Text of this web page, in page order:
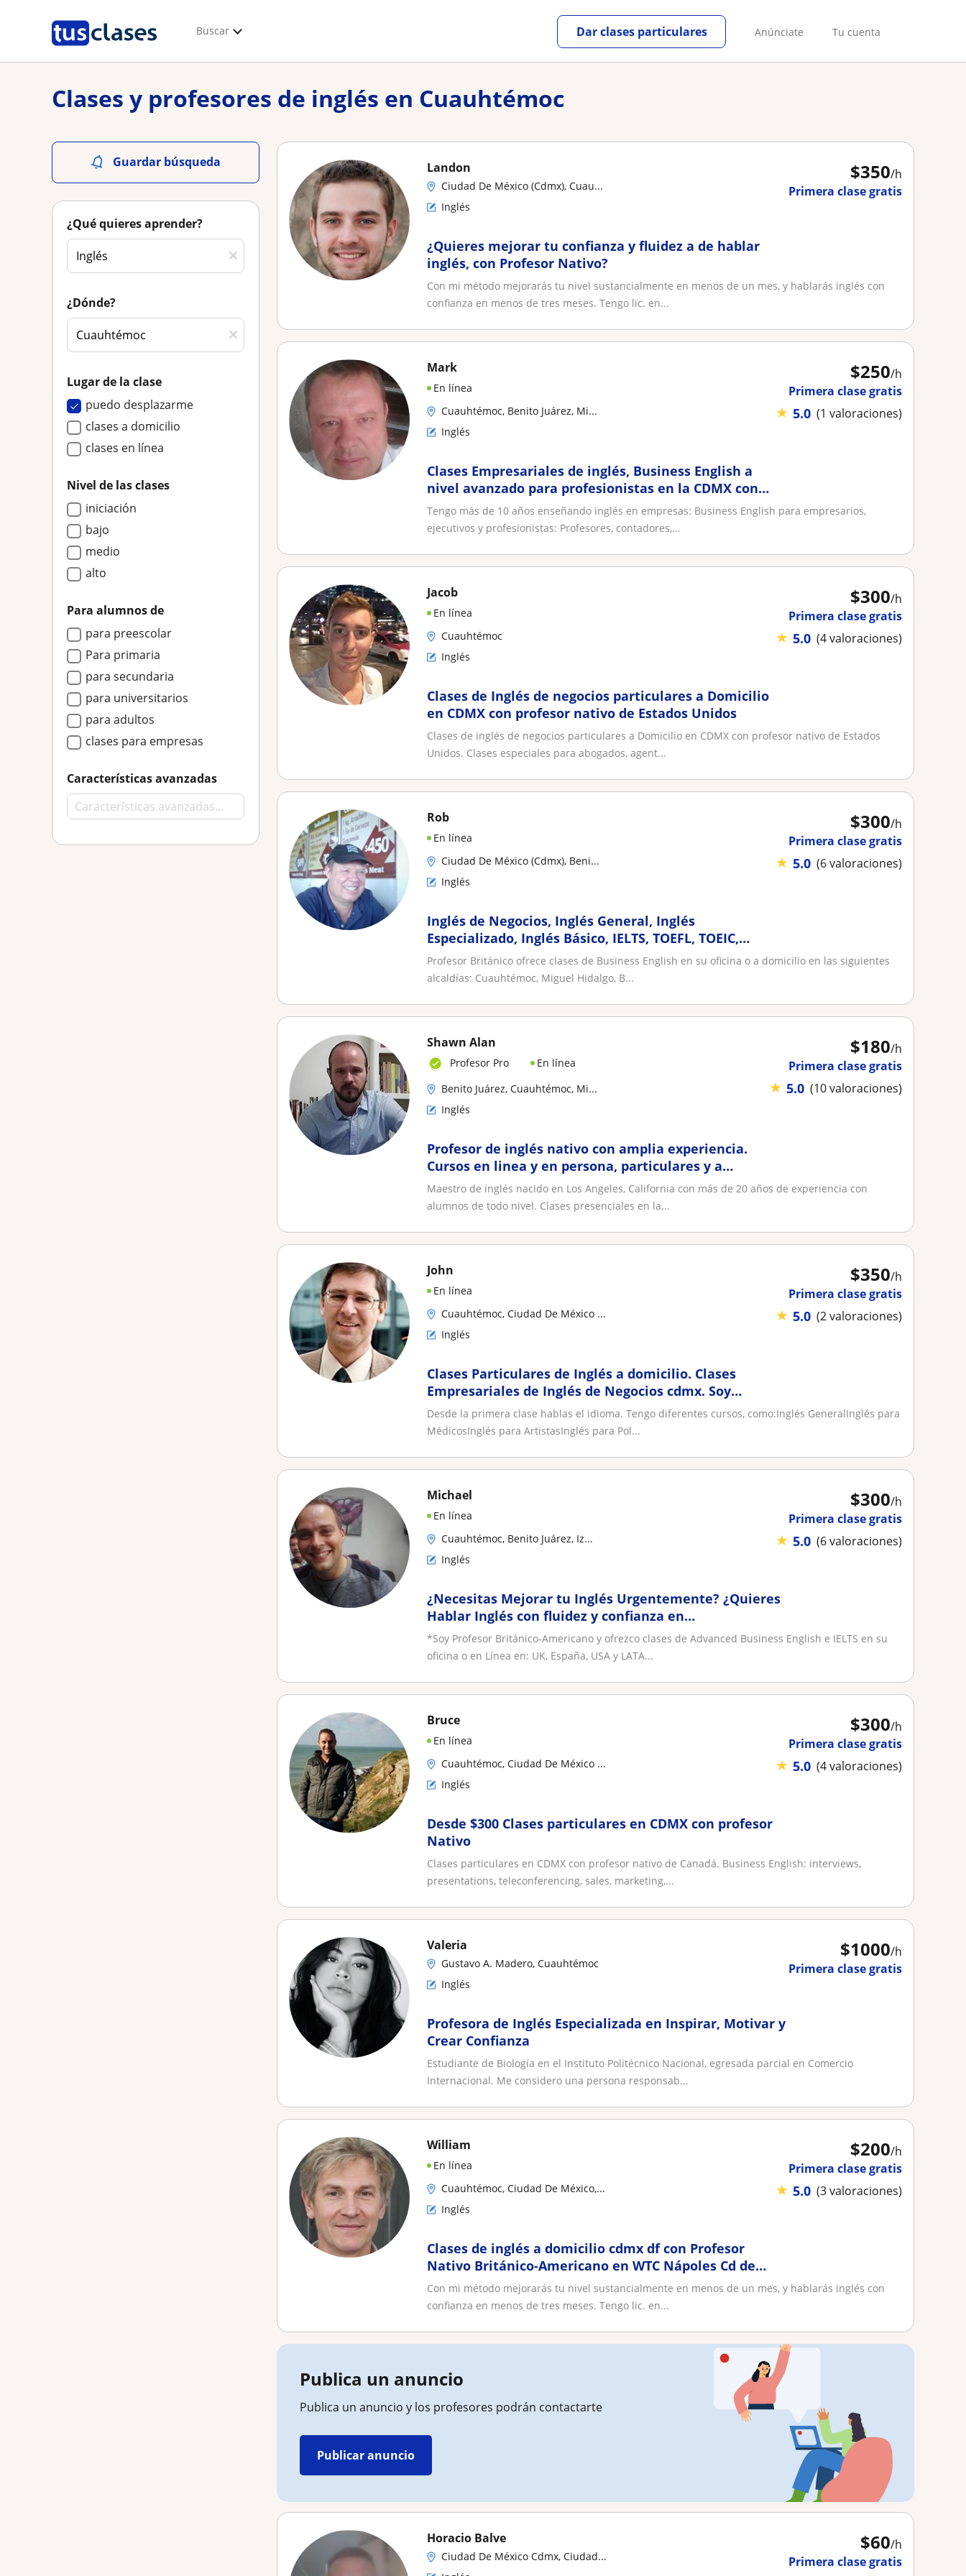
Buscar Anúnciate Tu cuenta
Dar clases particulares
Clases y profesores de inglés en Cuauhtémoc
Guardar búsqueda
¿Qué quieres aprender?
¿Dónde?
Lugar de la clase
puedo desplazarme
clases a domicilio
clases en línea
Nivel de las clases
iniciación
bajo
medio
alto
Para alumnos de
para preescolar
Para primaria
para secundaria
para universitarios
para adultos
clases para empresas
Características avanzadas
$350/h
Primera clase gratis
Landon
Ciudad De México (Cdmx), Cuau...
Inglés
¿Quieres mejorar tu confianza y fluidez a de hablar
inglés, con Profesor Nativo?
Con mi método mejorarás tu nivel sustancialmente en menos de un mes, y hablarás inglés con
confianza en menos de tres meses. Tengo lic. en...
$250/h
Primera clase gratis
★ 5.0 (1 valoraciones)
Mark
En línea
Cuauhtémoc, Benito Juárez, Mi...
Inglés
Clases Empresariales de inglés, Business English a
nivel avanzado para profesionistas en la CDMX con
Nativo
Tengo más de 10 años enseñando inglés en empresas: Business English para empresarios,
ejecutivos y profesionistas: Profesores, contadores,...
$300/h
Primera clase gratis
★ 5.0 (4 valoraciones)
Jacob
En línea
Cuauhtémoc
Inglés
Clases de Inglés de negocios particulares a Domicilio
en CDMX con profesor nativo de Estados Unidos
Clases de inglés de negocios particulares a Domicilio en CDMX con profesor nativo de Estados
Unidos. Clases especiales para abogados, agent...
$300/h
Primera clase gratis
★ 5.0 (6 valoraciones)
Rob
En línea
Ciudad De México (Cdmx), Beni...
Inglés
Inglés de Negocios, Inglés General, Inglés
Especializado, Inglés Básico, IELTS, TOEFL, TOEIC,
Cambridge en México con Nativo
Profesor Británico ofrece clases de Business English en su oficina o a domicilio en las siguientes
alcaldías: Cuauhtémoc, Miguel Hidalgo, B...
$180/h
Primera clase gratis
★ 5.0 (10 valoraciones)
Shawn Alan
Profesor Pro
En línea
Benito Juárez, Cuauhtémoc, Mi...
Inglés
Profesor de inglés nativo con amplia experiencia.
Cursos en linea y en persona, particulares y a
empresas
Maestro de inglés nacido en Los Angeles, California con más de 20 años de experiencia con
alumnos de todo nivel. Clases presenciales en la...
$350/h
Primera clase gratis
★ 5.0 (2 valoraciones)
John
En línea
Cuauhtémoc, Ciudad De México ...
Inglés
Clases Particulares de Inglés a domicilio. Clases
Empresariales de Inglés de Negocios cdmx. Soy
Profesor Nativo
Desde la primera clase hablas el idioma. Tengo diferentes cursos, como:Inglés GeneralInglés para
MédicosInglés para ArtistasInglés para Pol...
$300/h
Primera clase gratis
★ 5.0 (6 valoraciones)
Michael
En línea
Cuauhtémoc, Benito Juárez, Iz...
Inglés
¿Necesitas Mejorar tu Inglés Urgentemente? ¿Quieres
Hablar Inglés con fluidez y confianza en
Conversaciones Reales?
*Soy Profesor Británico-Americano y ofrezco clases de Advanced Business English e IELTS en su
oficina o en Línea en: UK, España, USA y LATA...
$300/h
Primera clase gratis
★ 5.0 (4 valoraciones)
Bruce
En línea
Cuauhtémoc, Ciudad De México ...
Inglés
Desde $300 Clases particulares en CDMX con profesor
Nativo
Clases particulares en CDMX con profesor nativo de Canadá. Business English: interviews,
presentations, teleconferencing, sales, marketing,...
$1000/h
Primera clase gratis
Valeria
Gustavo A. Madero, Cuauhtémoc
Inglés
Profesora de Inglés Especializada en Inspirar, Motivar y
Crear Confianza
Estudiante de Biología en el Instituto Politécnico Nacional, egresada parcial en Comercio
Internacional. Me considero una persona responsab...
$200/h
Primera clase gratis
★ 5.0 (3 valoraciones)
William
En línea
Cuauhtémoc, Ciudad De México,...
Inglés
Clases de inglés a domicilio cdmx df con Profesor
Nativo Británico-Americano en WTC Nápoles Cd de
México Sur IELTS TOEFL TOEIC Cambridge
Con mi método mejorarás tu nivel sustancialmente en menos de un mes, y hablarás inglés con
confianza en menos de tres meses. Tengo lic. en...
Publica un anuncio
Publica un anuncio y los profesores podrán contactarte
Publicar anuncio
$60/h
Primera clase gratis
Horacio Balve
Ciudad De México Cdmx, Ciudad...